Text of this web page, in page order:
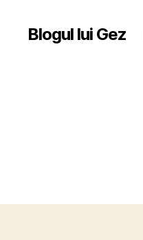
Blogul lui Gez